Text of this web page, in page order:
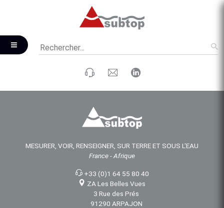
MESURER, VOIR, RENSEIGNER, SUR TERRE ET SOUS L'EAU
France - Afrique
+33 (0)1 64 55 80 40
ZA Les Belles Vues
3 Rue des Prés
91290 ARPAJON